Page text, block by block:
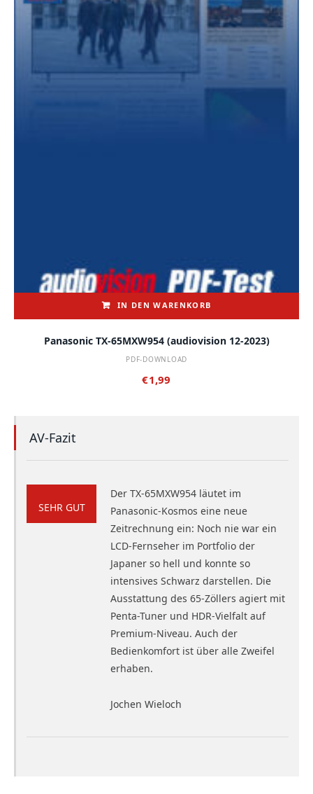
IN DEN WARENKORB
Panasonic TX-65MXW954 (audiovision 12-2023)
PDF-DOWNLOAD
€1,99
AV-Fazit
SEHR GUT
Der TX-65MXW954 läutet im
Panasonic-Kosmos eine neue
Zeitrechnung ein: Noch nie war ein
LCD-Fernseher im Portfolio der
Japaner so hell und konnte so
intensives Schwarz darstellen. Die
Ausstattung des 65-Zöllers agiert mit
Penta-Tuner und HDR-Vielfalt auf
Premium-Niveau. Auch der
Bedienkomfort ist über alle Zweifel
erhaben.
Jochen Wieloch